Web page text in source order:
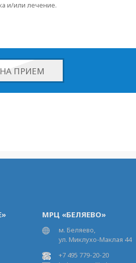
и/или лечение.
ПРИЕМ
МРЦ «БЕЛЯЕВО»
м. Беляево,
ул. Миклухо-Маклая 44
+7 495 779-20-20